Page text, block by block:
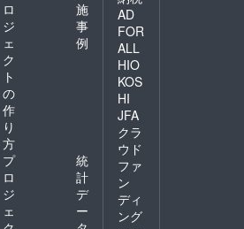
ロ
ジ
ェ
ク
ト
の
作
り
方
施
事
例
プ
ロ
ジ
ェ
統
計
デ
ー
AD
FOR
ALL
HIO
KOS
HI
JFA
クラ
ウド
ファ
ン
ディ
ング